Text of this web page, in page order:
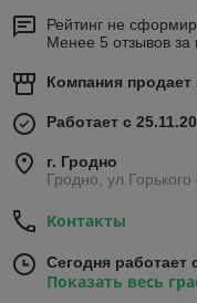
Рейтинг не
Менее 5 отзывов за
Компания продает
Работает с
г. Гродно
Гродно,
Контакты
Сегодня работает
Показать весь